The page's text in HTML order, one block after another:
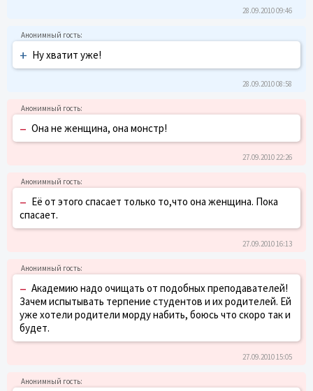
28.09.2010 09:46
+ Ну хватит уже!
28.09.2010 08:58
– Она не женщина, она монстр!
27.09.2010 22:26
– Её от этого спасает только то,что она женщина. Пока
спасает.
27.09.2010 16:13
– Академию надо очищать от подобных преподавателей!
Зачем испытывать терпение студентов и их родителей. Ей
уже хотели родители морду набить, боюсь что скоро так и
будет.
27.09.2010 15:05